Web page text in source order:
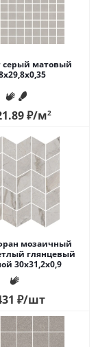
серый матовый
₽/м2
мозаичный
глянцевый
30x31,2x0,9
₽/шт